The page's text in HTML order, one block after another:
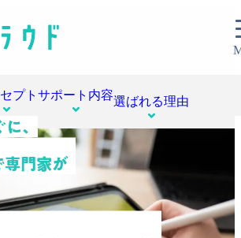
プト サポート内容選ばれる理由
、
専門家が